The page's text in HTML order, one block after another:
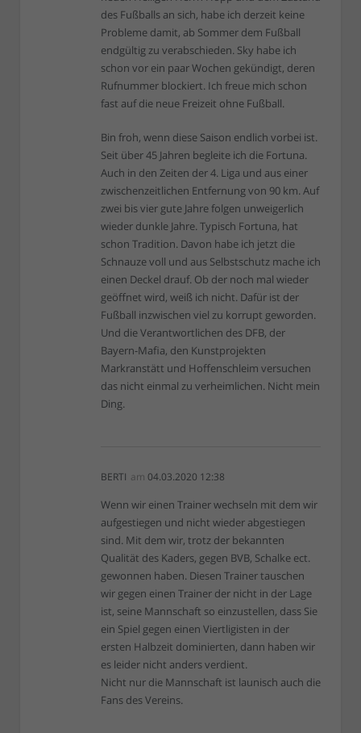
des Fußballs an sich, habe ich derzeit keine
Probleme damit, ab Sommer dem Fußball
endgültig zu verabschieden. Sky habe ich
schon vor ein paar Wochen gekündigt, deren
Rufnummer blockiert. Ich freue mich schon
fast auf die neue Freizeit ohne Fußball.
Bin froh, wenn diese Saison endlich vorbei ist.
Seit über 45 Jahren begleite ich die Fortuna.
Auch in den Zeiten der 4. Liga und aus einer
zwischenzeitlichen Entfernung von 90 km. Auf
zwei bis vier gute Jahre folgen unweigerlich
wieder dunkle Jahre. Typisch Fortuna, hat
schon Tradition. Davon habe ich jetzt die
Schnauze voll und aus Selbstschutz mache ich
einen Deckel drauf. Ob der noch mal wieder
geöffnet wird, weiß ich nicht. Dafür ist der
Fußball inzwischen viel zu korrupt geworden.
Und die Verantwortlichen des DFB, der
Bayern-Mafia, den Kunstprojekten
Markranstätt und Hoffenschleim versuchen
das nicht einmal zu verheimlichen. Nicht mein
Ding.
BERTI am 04.03.2020 12:38
Wenn wir einen Trainer wechseln mit dem wir
aufgestiegen und nicht wieder abgestiegen
sind. Mit dem wir, trotz der bekannten
Qualität des Kaders, gegen BVB, Schalke ect.
gewonnen haben. Diesen Trainer tauschen
wir gegen einen Trainer der nicht in der Lage
ist, seine Mannschaft so einzustellen, dass Sie
ein Spiel gegen einen Viertligisten in der
ersten Halbzeit dominierten, dann haben wir
es leider nicht anders verdient.
Nicht nur die Mannschaft ist launisch auch die
Fans des Vereins.